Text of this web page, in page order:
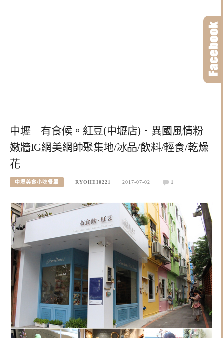
中壢｜有食候。紅豆(中壢店)．異國風情粉
嫩牆IG網美網帥聚集地/冰品/飲料/輕食/乾燥
花
中壢美食小吃餐廳 RYOHEI0221 2017-07-02 1